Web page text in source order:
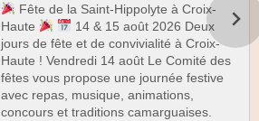
Fête de la Saint-Hippolyte à Croix-
Haute
14 & 15 août 2026 Deux
jours de fête et de convivialité à Croix-
Haute ! Vendredi 14 août Le Comité des
fêtes vous propose une journée festive
avec repas, musique, animations,
concours et traditions camarguaises.